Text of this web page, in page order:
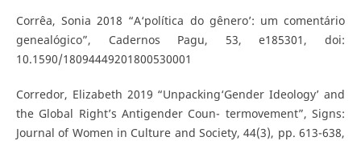
Corrêa, Sonia 2018 “A‘política do gênero’: um comentário
genealógico”, Cadernos Pagu, 53, e185301, doi:
10.1590/18094449201800530001
Corredor, Elizabeth 2019 “Unpacking‘Gender Ideology’ and
the Global Right’s Antigender Coun- termovement”, Signs:
Journal of Women in Culture and Society, 44(3), pp. 613-638,